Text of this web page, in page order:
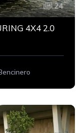
24
4X4 2.0